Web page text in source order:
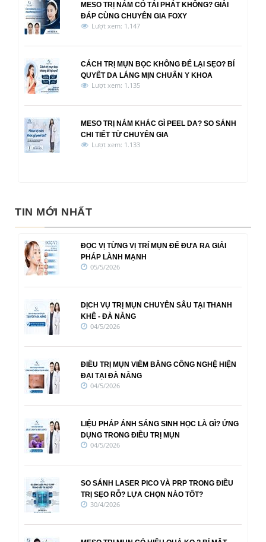
MESO TRỊ NÁM CÓ TÁI PHÁT KHÔNG? GIẢI
ĐÁP CÙNG CHUYÊN GIA FOXY
Lượt xem: 1.147
CÁCH TRỊ MỤN BỌC KHÔNG ĐỂ LẠI SẸO? BÍ
QUYẾT DA LÁNG MỊN CHUẨN Y KHOA
Lượt xem: 1.135
MESO TRỊ NÁM KHÁC GÌ PEEL DA? SO SÁNH
CHI TIẾT TỪ CHUYÊN GIA
Lượt xem: 1.133
TIN MỚI NHẤT
ĐỌC VỊ TỪNG VỊ TRÍ MỤN ĐỂ ĐƯA RA GIẢI
PHÁP LÀNH MẠNH
05/5/2026
DỊCH VỤ TRỊ MỤN CHUYÊN SÂU TẠI THANH
KHÊ - ĐÀ NẴNG
04/5/2026
ĐIỀU TRỊ MỤN VIÊM BẰNG CÔNG NGHỆ HIỆN
ĐẠI TẠI ĐÀ NẴNG
04/5/2026
LIỆU PHÁP ÁNH SÁNG SINH HỌC LÀ GÌ? ỨNG
DỤNG TRONG ĐIỀU TRỊ MỤN
04/5/2026
SO SÁNH LASER PICO VÀ PRP TRONG ĐIỀU
TRỊ SẸO RỖ? LỰA CHỌN NÀO TỐT?
30/4/2026